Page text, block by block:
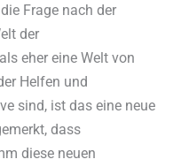
Frage nach der
der
eher eine Welt von
Helfen und
sind, ist das eine neue
dass
diese neuen